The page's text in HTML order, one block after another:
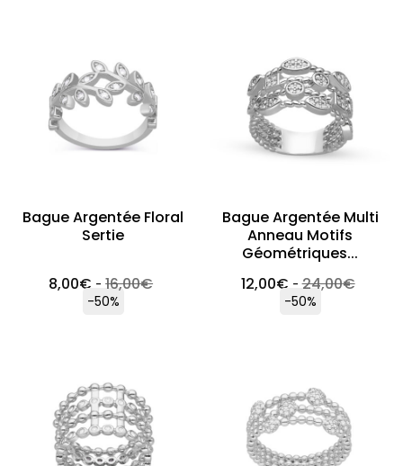
Bague Argentée Floral
Sertie
8,00€ -16,00€
-50%
Bague Argentée Multi
Anneau Motifs
Géométriques...
12,00€ -24,00€
-50%